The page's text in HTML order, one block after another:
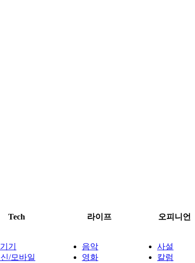
Tech 라이프 오피니언
기
/모바일
음악
영화
사설
칼럼